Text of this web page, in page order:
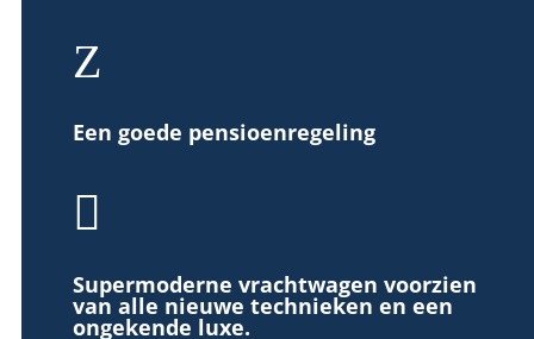
Z
Een goede pensioenregeling

Supermoderne vrachtwagen voorzien
van alle nieuwe technieken en een
ongekende luxe.